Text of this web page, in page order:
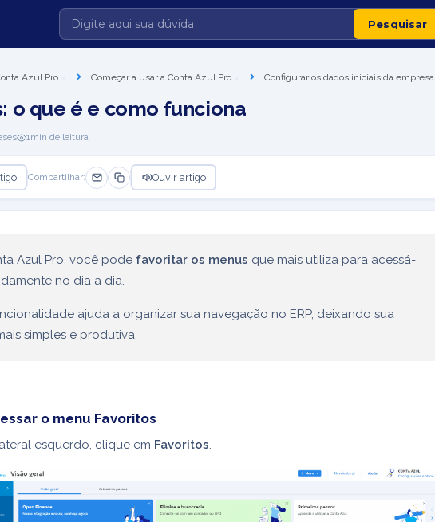
Azul Pro Começar a usar a Conta Azul Pro Configurar os dados iniciais da empresa
o que é e como funciona
1min de leitura
Compartilhar: Ouvir artigo
Azul Pro, você pode favoritar os menus que mais utiliza para acessá-
no dia a dia.
ajuda a organizar sua navegação no ERP, deixando sua
simples e produtiva.
o menu Favoritos
esquerdo, clique em Favoritos